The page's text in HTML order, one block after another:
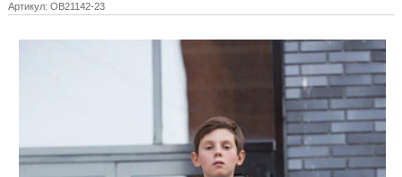
Артикул: OB21142-23